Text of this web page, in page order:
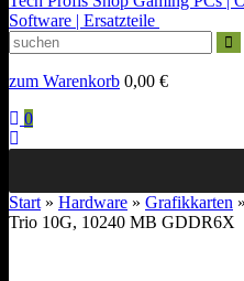
Software | Ersatzteile
zum Warenkorb 0,00 €
0
Start » Hardware » Grafikkarten
Trio 10G, 10240 MB GDDR6X